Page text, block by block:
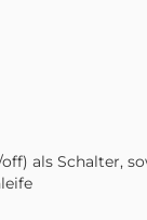
als Schalter,